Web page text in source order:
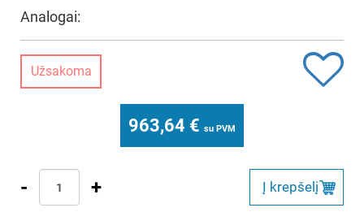
Analogai:
Užsakoma
963,64 € su PVM
- + Į krepšelį